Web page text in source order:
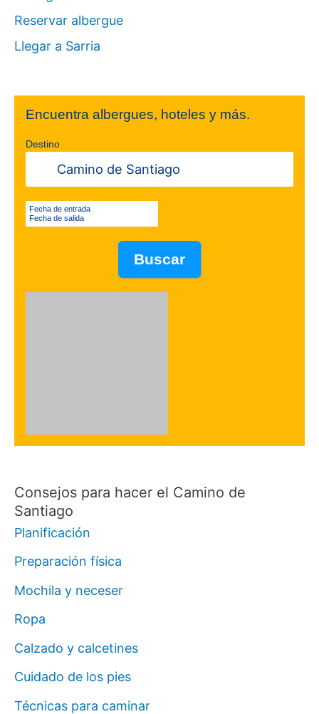
Reservar albergue
Llegar a Sarria
Encuentra albergues, hoteles y más.
Destino
Fecha de entrada
Fecha de salida
Consejos para hacer el Camino de
Santiago
Planificación
Preparación física
Mochila y neceser
Ropa
Calzado y calcetines
Cuidado de los pies
Técnicas para caminar